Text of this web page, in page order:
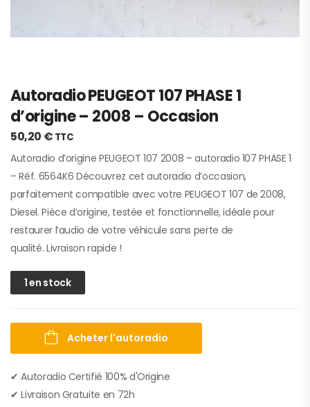
Autoradio PEUGEOT 107 PHASE 1
d’origine – 2008 – Occasion
50,20 € TTC
Autoradio d’origine PEUGEOT 107 2008 – autoradio 107 PHASE 1
– Réf. 6564K6 Découvrez cet autoradio d’occasion,
parfaitement compatible avec votre PEUGEOT 107 de 2008,
Diesel. Pièce d’origine, testée et fonctionnelle, idéale pour
restaurer l’audio de votre véhicule sans perte de
qualité. Livraison rapide !
1 en stock
Acheter l'autoradio
✔ Autoradio Certifié 100% d'Origine
✔︎ Livraison Gratuite en 72h